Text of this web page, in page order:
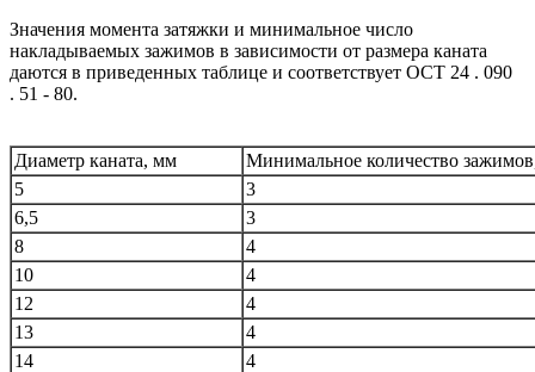
Значения момента затяжки и минимальное число
накладываемых зажимов в зависимости от размера каната
даются в приведенных таблице и соответствует ОСТ 24 . 090
. 51 - 80.
Диаметр каната, мм
Минимальное количество
5
3
6,5
3
8
4
10
4
12
4
13
4
14
4